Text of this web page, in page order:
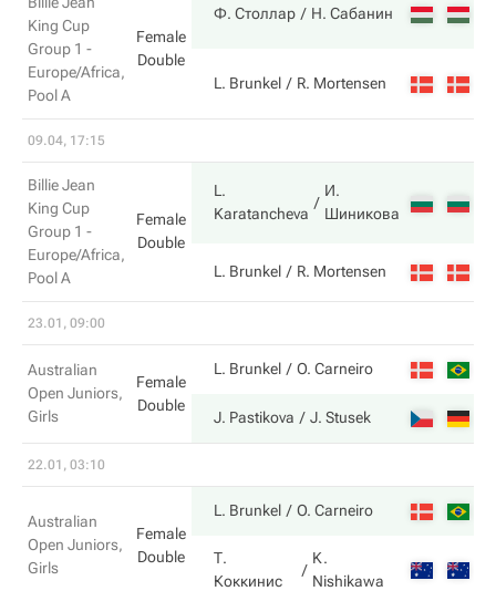
King Cup
Group 1 -
Europe/Africa,
Pool A
Female
Double
Ф. Столлар Н. Сабанин
L. Brunkel R. Mortensen
09.04, 17:15
Billie Jean
King Cup
Group 1 -
Europe/Africa,
Pool A
Female
Double
L.
Karatancheva
И.
Шиникова
L. Brunkel R. Mortensen
23.01, 09:00
Australian
Open Juniors,
Girls
Female
Double
L. Brunkel O. Carneiro
J. Pastikova J. Stusek
22.01, 03:10
Australian
Open Juniors,
Girls
Female
Double
L. Brunkel O. Carneiro
Т.
Коккинис
K.
Nishikawa